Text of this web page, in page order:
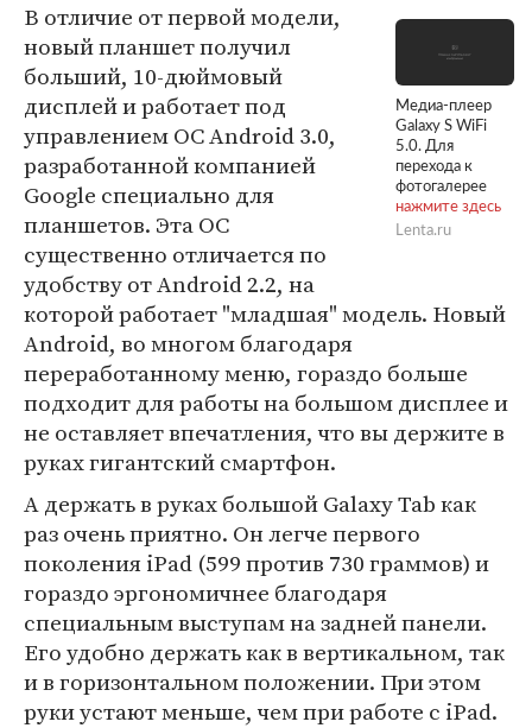
Медиа-плеер
Galaxy S WiFi
5.0. Для
перехода к
фотогалерее
нажмите здесь
Lenta.ru
В отличие от первой модели,
новый планшет получил
больший, 10-дюймовый
дисплей и работает под
управлением ОС Android 3.0,
разработанной компанией
Google специально для
планшетов. Эта ОС
существенно отличается по
удобству от Android 2.2, на
которой работает "младшая" модель. Новый
Android, во многом благодаря
переработанному меню, гораздо больше
подходит для работы на большом дисплее и
не оставляет впечатления, что вы держите в
руках гигантский смартфон.
А держать в руках большой Galaxy Tab как
раз очень приятно. Он легче первого
поколения iPad (599 против 730 граммов) и
гораздо эргономичнее благодаря
специальным выступам на задней панели.
Его удобно держать как в вертикальном, так
и в горизонтальном положении. При этом
руки устают меньше, чем при работе с iPad.